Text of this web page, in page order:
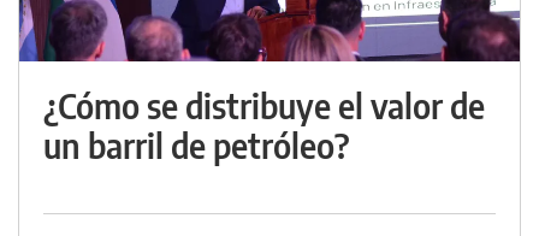
¿Cómo se distribuye el valor de
un barril de petróleo?